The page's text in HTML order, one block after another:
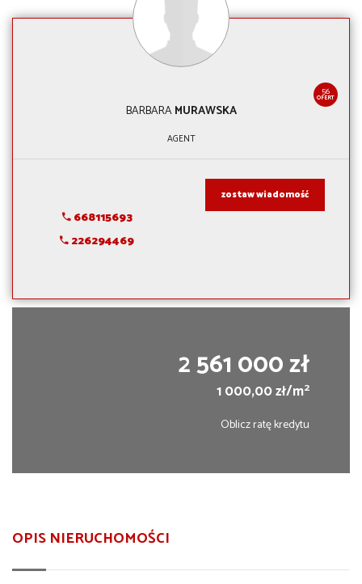
56
OFERT
BARBARAMURAWSKA
AGENT
668115693
226294469
zostaw wiadomość
2 561 000 zł
1 000,00 zł/m2
Oblicz ratę kredytu
OPIS NIERUCHOMOŚCI